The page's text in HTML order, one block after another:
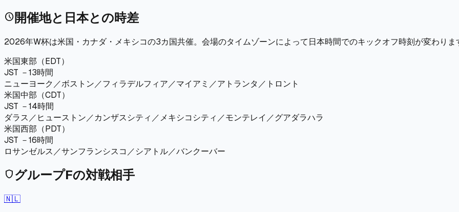
schedule開催地と日本との時差
2026年W杯は米国・カナダ・メキシコの3カ国共催。会場のタイムゾーンによって日本時間でのキックオフ時刻が変わりま
米国東部（EDT）
JST －13時間
ニューヨーク／ボストン／フィラデルフィア／マイアミ／アトランタ／トロント
米国中部（CDT）
JST －14時間
ダラス／ヒューストン／カンザスシティ／メキシコシティ／モンテレイ／グアダラハラ
米国西部（PDT）
JST －16時間
ロサンゼルス／サンフランシスコ／シアトル／バンクーバー
shield グループFの対戦相手
🇳🇱